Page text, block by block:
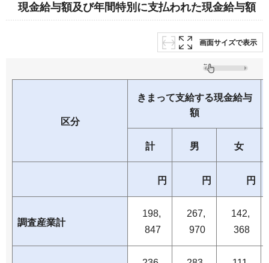
現金給与額及び年間特別に支払われた現金給与額
画面サイズで表示
区分
きまって支給する現金給与
額
計 男 女
円 円 円
調査産業計
198,
847
267,
970
142,
368